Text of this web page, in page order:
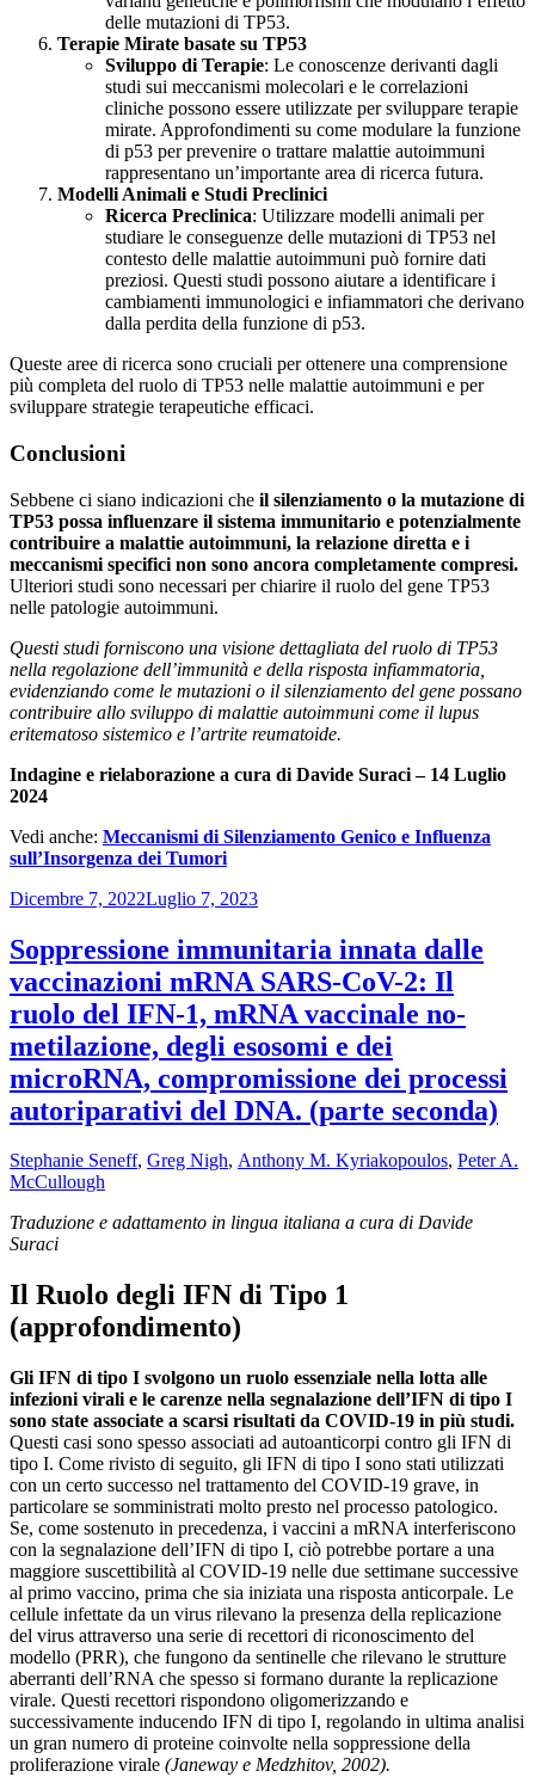
delle mutazioni di TP53​​.
Terapie Mirate basate su TP53
Sviluppo di Terapie: Le conoscenze derivanti dagli
studi sui meccanismi molecolari e le correlazioni
cliniche possono essere utilizzate per sviluppare terapie
mirate. Approfondimenti su come modulare la funzione
di p53 per prevenire o trattare malattie autoimmuni
rappresentano un’importante area di ricerca futura​.
Modelli Animali e Studi Preclinici
Ricerca Preclinica: Utilizzare modelli animali per
studiare le conseguenze delle mutazioni di TP53 nel
contesto delle malattie autoimmuni può fornire dati
preziosi. Questi studi possono aiutare a identificare i
cambiamenti immunologici e infiammatori che derivano
dalla perdita della funzione di p53​​.
Queste aree di ricerca sono cruciali per ottenere una comprensione
più completa del ruolo di TP53 nelle malattie autoimmuni e per
sviluppare strategie terapeutiche efficaci.
Conclusioni
Sebbene ci siano indicazioni che il silenziamento o la mutazione di
TP53 possa influenzare il sistema immunitario e potenzialmente
contribuire a malattie autoimmuni, la relazione diretta e i
meccanismi specifici non sono ancora completamente compresi.
Ulteriori studi sono necessari per chiarire il ruolo del gene TP53
nelle patologie autoimmuni.
Questi studi forniscono una visione dettagliata del ruolo di TP53
nella regolazione dell’immunità e della risposta infiammatoria,
evidenziando come le mutazioni o il silenziamento del gene possano
contribuire allo sviluppo di malattie autoimmuni come il lupus
eritematoso sistemico e l’artrite reumatoide.
Indagine e rielaborazione a cura di Davide Suraci – 14 Luglio
2024
Vedi anche: Meccanismi di Silenziamento Genico e Influenza
sull’Insorgenza dei Tumori
Pubblicato
Dicembre 7, 2022Luglio 7, 2023
Soppressione immunitaria innata dalle
vaccinazioni mRNA SARS-CoV-2: Il
ruolo del IFN-1, mRNA vaccinale no-
metilazione, degli esosomi e dei
microRNA, compromissione dei processi
autoriparativi del DNA. (parte seconda)
Stephanie Seneff, Greg Nigh, Anthony M. Kyriakopoulos, Peter A.
McCullough
Traduzione e adattamento in lingua italiana a cura di Davide
Suraci
Il Ruolo degli IFN di Tipo 1
(approfondimento)
Gli IFN di tipo I svolgono un ruolo essenziale nella lotta alle
infezioni virali e le carenze nella segnalazione dell’IFN di tipo I
sono state associate a scarsi risultati da COVID-19 in più studi.
Questi casi sono spesso associati ad autoanticorpi contro gli IFN di
tipo I. Come rivisto di seguito, gli IFN di tipo I sono stati utilizzati
con un certo successo nel trattamento del COVID-19 grave, in
particolare se somministrati molto presto nel processo patologico.
Se, come sostenuto in precedenza, i vaccini a mRNA interferiscono
con la segnalazione dell’IFN di tipo I, ciò potrebbe portare a una
maggiore suscettibilità al COVID-19 nelle due settimane successive
al primo vaccino, prima che sia iniziata una risposta anticorpale. Le
cellule infettate da un virus rilevano la presenza della replicazione
del virus attraverso una serie di recettori di riconoscimento del
modello (PRR), che fungono da sentinelle che rilevano le strutture
aberranti dell’RNA che spesso si formano durante la replicazione
virale. Questi recettori rispondono oligomerizzando e
successivamente inducendo IFN di tipo I, regolando in ultima analisi
un gran numero di proteine ​​​​coinvolte nella soppressione della
proliferazione virale (Janeway e Medzhitov, 2002).